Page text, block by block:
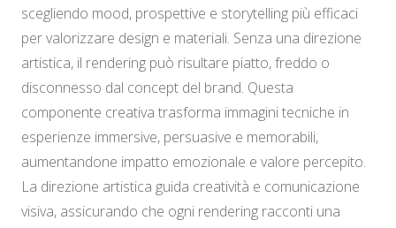
scegliendo mood, prospettive e storytelling più efficaci
per valorizzare design e materiali. Senza una direzione
artistica, il rendering può risultare piatto, freddo o
disconnesso dal concept del brand. Questa
componente creativa trasforma immagini tecniche in
esperienze immersive, persuasive e memorabili,
aumentandone impatto emozionale e valore percepito.
La direzione artistica guida creatività e comunicazione
visiva, assicurando che ogni rendering racconti una